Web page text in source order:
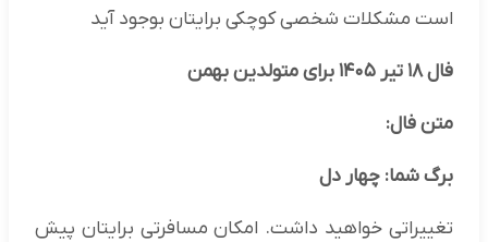
است مشکلات شخصی کوچکی برایتان بوجود آید
فال ۱۸ تیر ۱۴۰۵ برای متولدین بهمن
متن فال:
برگ شما: چهار دل
تغییراتی خواهید داشت. امکان مسافرتی برایتان پیش